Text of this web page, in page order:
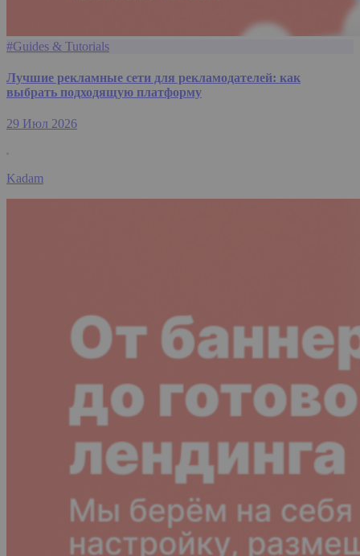
#Guides & Tutorials
Лучшие рекламные сети для рекламодателей: как
выбрать подходящую платформу
29 Июл 2026
Kadam